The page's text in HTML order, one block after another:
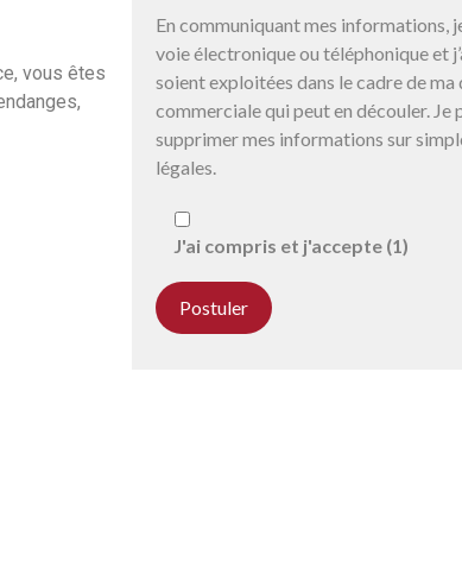
vous êtes
En communiquant mes informations,
voie électronique ou téléphonique et
soient exploitées dans le cadre de
commerciale qui peut en découler.
supprimer mes informations sur
légales.
J'ai compris et j'accepte (1)